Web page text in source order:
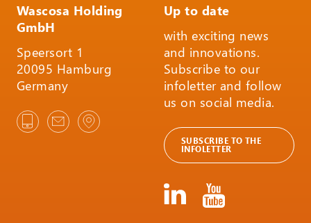
Wascosa Holding
GmbH
Speersort 1
20095 Hamburg
Germany
Up to date
with exciting news
and innovations.
Subscribe to our
infoletter and follow
us on social media.
SUBSCRIBE TO THE
INFOLETTER